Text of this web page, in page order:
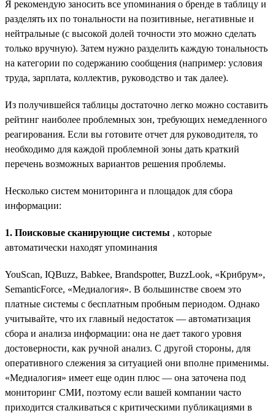
Я рекомендую заносить все упоминания о бренде в таблицу и
разделять их по тональности на позитивные, негативные и
нейтральные (с высокой долей точности это можно сделать
только вручную). Затем нужно разделить каждую тональность
на категории по содержанию сообщения (например: условия
труда, зарплата, коллектив, руководство и так далее).
Из получившейся таблицы достаточно легко можно составить
рейтинг наиболее проблемных зон, требующих немедленного
реагирования. Если вы готовите отчет для руководителя, то
необходимо для каждой проблемной зоны дать краткий
перечень возможных вариантов решения проблемы.
Несколько систем мониторинга и площадок для сбора
информации:
1. Поисковые сканирующие системы , которые
автоматически находят упоминания
YouScan, IQBuzz, Babkee, Brandspotter, BuzzLook, «Крибрум»,
SemanticForce, «Медиалогия». В большинстве своем это
платные системы с бесплатным пробным периодом. Однако
учитывайте, что их главный недостаток — автоматизация
сбора и анализа информации: она не дает такого уровня
достоверности, как ручной анализ. С другой стороны, для
оперативного слежения за ситуацией они вполне применимы.
«Медиалогия» имеет еще один плюс — она заточена под
мониторинг СМИ, поэтому если вашей компании часто
приходится сталкиваться с критическими публикациями в